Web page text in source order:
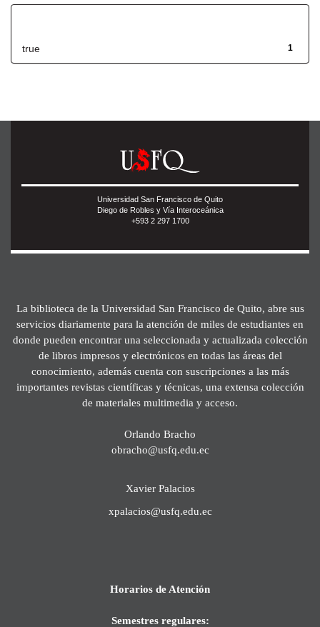
1
true
Universidad San Francisco de Quito
Diego de Robles y Vía Interoceánica
+593 2 297 1700
La biblioteca de la Universidad San Francisco de Quito, abre sus
servicios diariamente para la atención de miles de estudiantes en
donde pueden encontrar una seleccionada y actualizada colección
de libros impresos y electrónicos en todas las áreas del
conocimiento, además cuenta con suscripciones a las más
importantes revistas científicas y técnicas, una extensa colección
de materiales multimedia y acceso.
Orlando Bracho
obracho@usfq.edu.ec
Xavier Palacios
xpalacios@usfq.edu.ec
Horarios de Atención
Semestres regulares: